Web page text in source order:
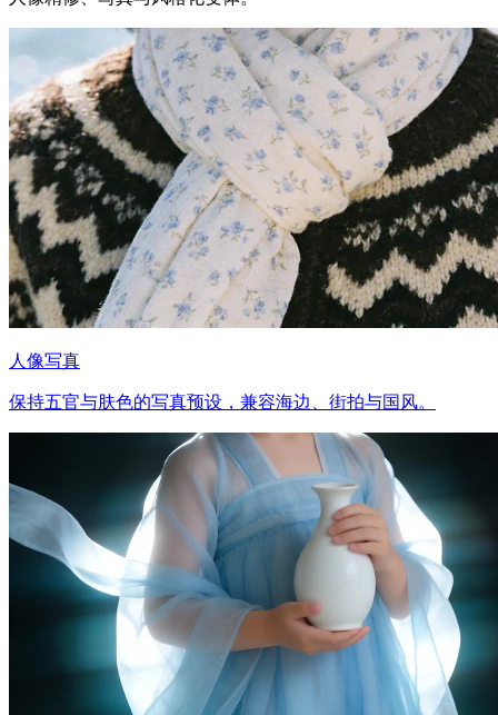
人像写真
保持五官与肤色的写真预设，兼容海边、街拍与国风。